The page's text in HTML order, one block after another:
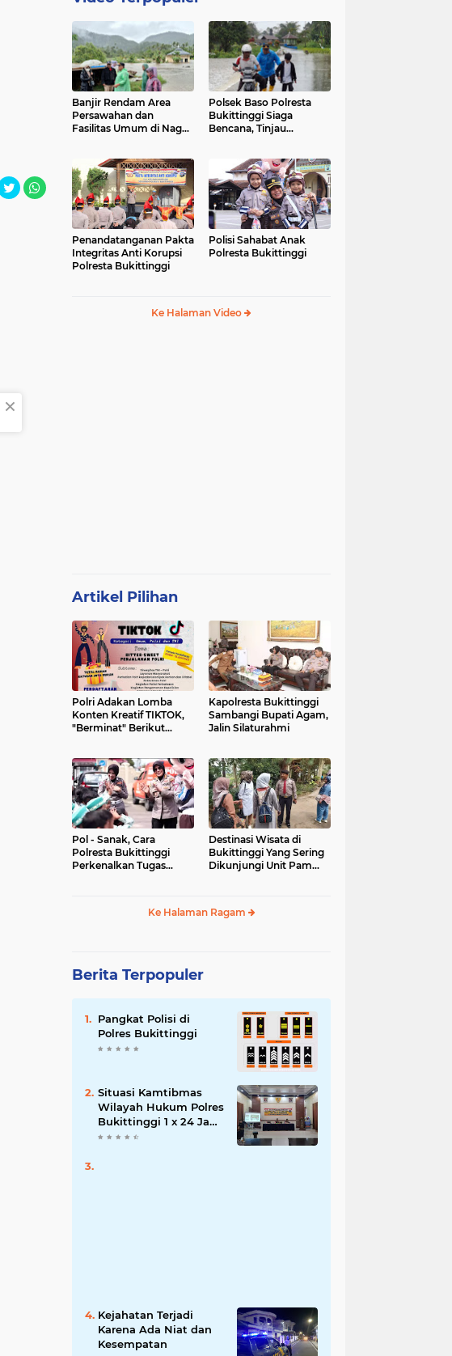
Banjir Rendam Area
Persawahan dan
Fasilitas Umum di Nagari
Polsek Baso Polresta
Bukittinggi Siaga
Bencana, Tinjau
Penandatanganan Pakta
Integritas Anti Korupsi
Polresta Bukittinggi
Polisi Sahabat Anak
Polresta Bukittinggi
Ke Halaman Video
Artikel Pilihan
Polri Adakan Lomba
Konten Kreatif TIKTOK,
"Berminat" Berikut
Kapolresta Bukittinggi
Sambangi Bupati Agam,
Jalin Silaturahmi
Pol - Sanak, Cara
Polresta Bukittinggi
Perkenalkan Tugas
Destinasi Wisata di
Bukittinggi Yang Sering
Dikunjungi Unit Pam
Ke Halaman Ragam
Berita Terpopuler
Pangkat Polisi di
Polres Bukittinggi
Situasi Kamtibmas
Wilayah Hukum Polres
Bukittinggi 1 x 24 Jam
Senin 27 Juni 2022
Kejahatan Terjadi
Karena Ada Niat dan
Kesempatan
×